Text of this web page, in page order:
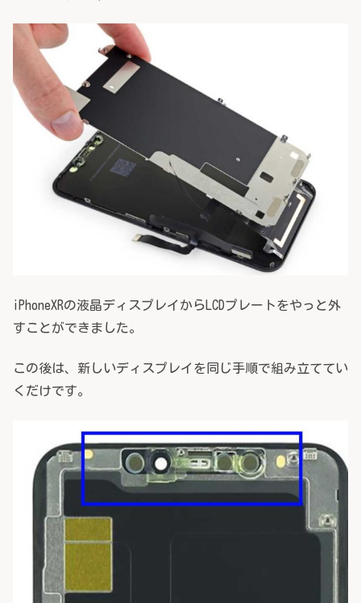
iPhoneXRの液晶ディスプレイからLCDプレートをやっと外
すことができました。
この後は、新しいディスプレイを同じ手順で組み立ててい
くだけです。